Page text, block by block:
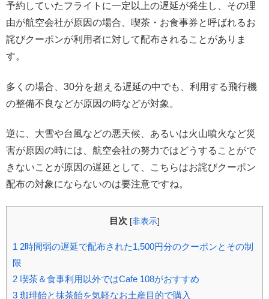
予約していたフライトに一定以上の遅延が発生し、その理
由が航空会社が原因の場合、喫茶・お食事券と呼ばれるお
詫びクーポンが利用者に対して配布されることがありま
す。
多くの場合、30分を超える遅延の中でも、利用する飛行機
の整備不良などが原因の時などが対象。
逆に、大雪や台風などの悪天候、あるいは火山噴火など災
害が原因の時には、航空会社の努力ではどうすることがで
きないことが原因の遅延として、こちらはお詫びクーポン
配布の対象にならないのは要注意ですね。
目次 [非表示]
1 2時間弱の遅延で配布された1,500円分のクーポンとその制
限
2 喫茶＆食事利用以外ではCafe 108がおすすめ
3 珈琲飴と抹茶飴を気軽なお土産目的で購入